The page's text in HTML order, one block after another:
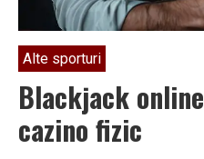
Alte sporturi
Blackjack
cazino fizic